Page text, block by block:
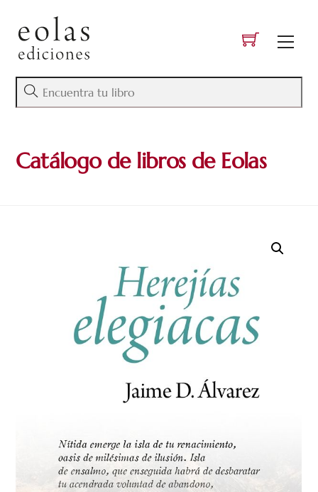
content
Catálogo de libros de Eolas